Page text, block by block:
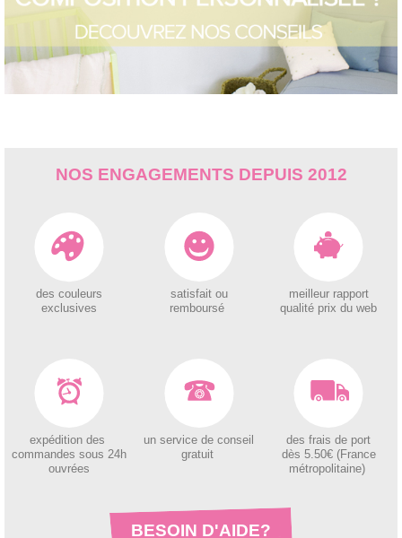
NOS ENGAGEMENTS DEPUIS 2012
des couleurs
exclusives
satisfait ou
remboursé
meilleur rapport
qualité prix du web
expédition des
commandes sous 24h
ouvrées
un service de conseil
gratuit
des frais de port
dès 5.50€ (France
métropolitaine)
BESOIN D'AIDE?